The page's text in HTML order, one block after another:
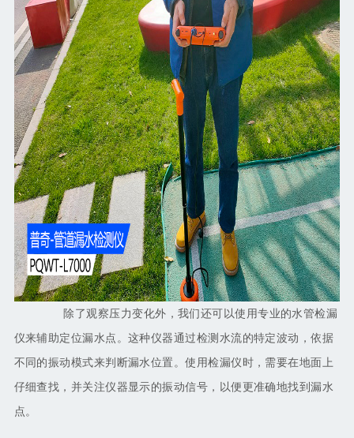
除了观察压力变化外，我们还可以使用专业的水管检漏
仪来辅助定位漏水点。这种仪器通过检测水流的特定波动，依据
不同的振动模式来判断漏水位置。使用检漏仪时，需要在地面上
仔细查找，并关注仪器显示的振动信号，以便更准确地找到漏水
点。